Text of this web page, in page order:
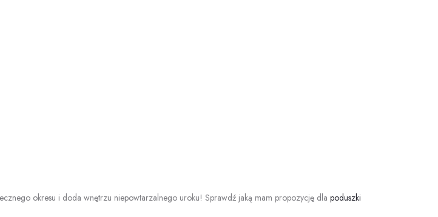
okresu i doda wnętrzu niepowtarzalnego uroku! Sprawdź jaką mam propozycję dla poduszki